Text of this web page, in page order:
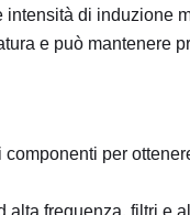
intensità di induzione
e può mantenere
per
alta frequenza, filtri e